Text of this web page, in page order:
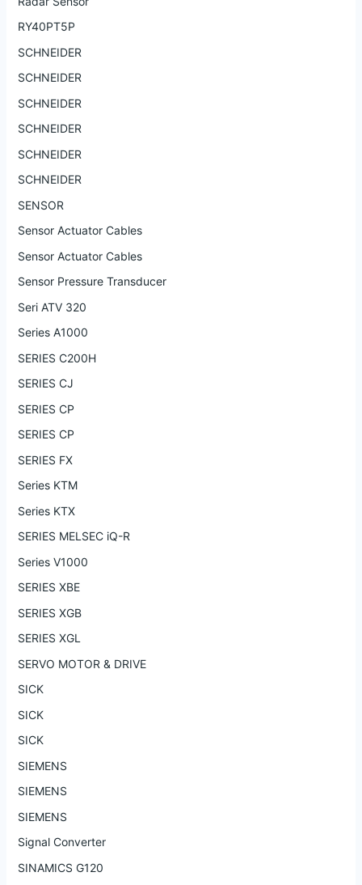
RY40PT5P
SCHNEIDER
SCHNEIDER
SCHNEIDER
SCHNEIDER
SCHNEIDER
SCHNEIDER
SENSOR
Sensor Actuator Cables
Sensor Actuator Cables
Sensor Pressure Transducer
Seri ATV 320
Series A1000
SERIES C200H
SERIES CJ
SERIES CP
SERIES CP
SERIES FX
Series KTM
Series KTX
SERIES MELSEC iQ-R
Series V1000
SERIES XBE
SERIES XGB
SERIES XGL
SERVO MOTOR & DRIVE
SICK
SICK
SICK
SIEMENS
SIEMENS
SIEMENS
Signal Converter
SINAMICS G120